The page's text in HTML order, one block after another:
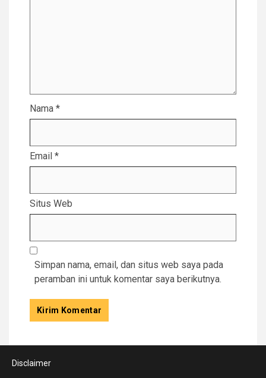
Nama *
Email *
Situs Web
Simpan nama, email, dan situs web saya pada
peramban ini untuk komentar saya berikutnya.
Disclaimer